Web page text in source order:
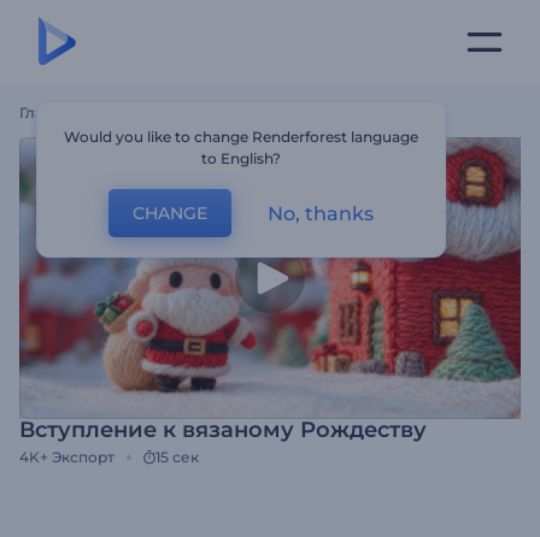
Главная
Вступление к вязаному Рождеству
4K+ Экспорт 15 сек
Would you like to change Renderforest language
to English?
CHANGE No, thanks